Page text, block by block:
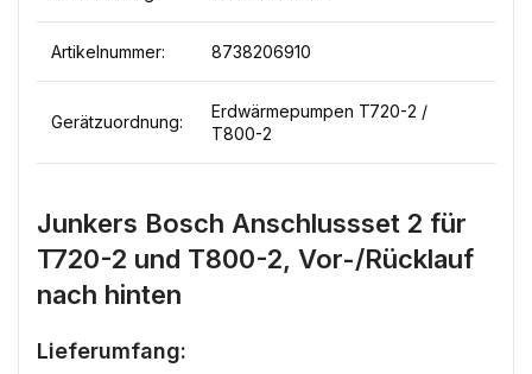
Artikelnummer: 8738206910
Gerätzuordnung:
Erdwärmepumpen T720-2 /
T800-2
Junkers Bosch Anschlussset 2 für
T720-2 und T800-2, Vor-/Rücklauf
nach hinten
Lieferumfang: